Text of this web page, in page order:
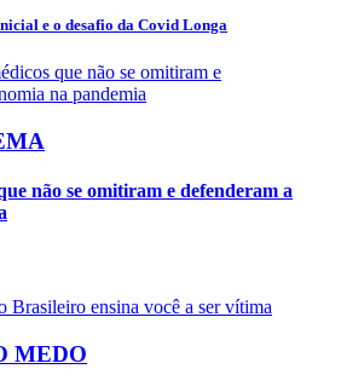
e o desafio da Covid Longa
não se omitiram e defenderam a
MEDO